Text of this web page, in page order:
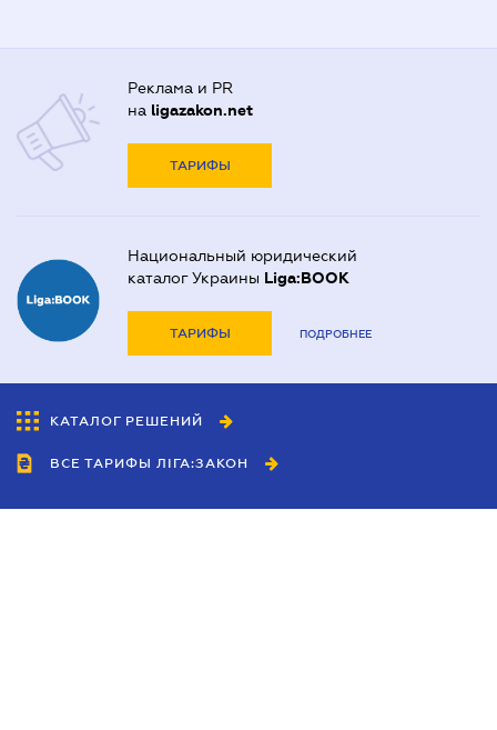
Реклама и PR
на ligazakon.net
ТАРИФЫ
Национальный юридический
каталог Украины Liga:BOOK
ТАРИФЫ ПОДРОБНЕЕ
КАТАЛОГ РЕШЕНИЙ
ВСЕ ТАРИФЫ ЛІГА:ЗАКОН